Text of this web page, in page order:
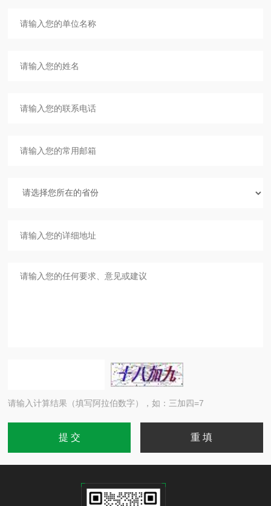
请输入计算结果（填写阿拉伯数字），如：三加四=7